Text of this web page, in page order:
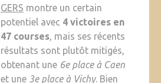
GERS montre un certain
potentiel avec 4 victoires en
47 courses, mais ses récents
résultats sont plutôt mitigés,
obtenant une 6e place à Caen
et une 3e place à Vichy. Bien